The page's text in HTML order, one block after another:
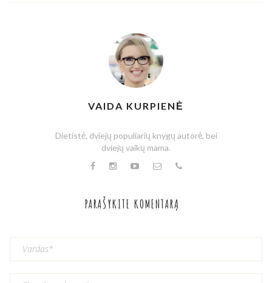
VAIDA KURPIENĖ
Dietistė, dviejų populiarių knygų autorė, bei
dviejų vaikų mama.
PARAŠYKITE KOMENTARĄ